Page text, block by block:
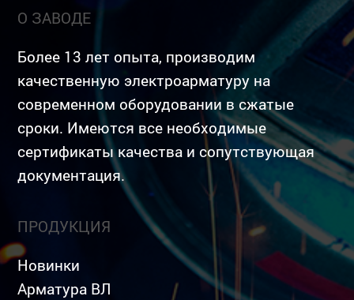
О ЗАВОДЕ
Более 13 лет опыта, производим
качественную электроарматуру на
современном оборудовании в сжатые
сроки. Имеются все необходимые
сертификаты качества и сопутствующая
документация.
ПРОДУКЦИЯ
Новинки
Арматура ВЛ